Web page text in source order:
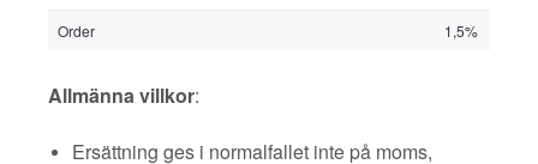
Order 1,5%
Allmänna villkor:
Ersättning ges i normalfallet inte på moms,